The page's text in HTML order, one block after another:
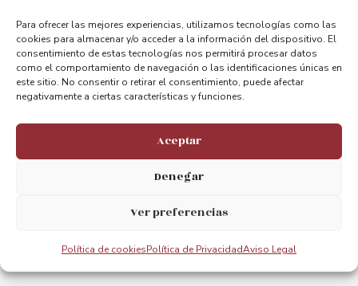
Para ofrecer las mejores experiencias, utilizamos tecnologías como las
cookies para almacenar y/o acceder a la información del dispositivo. El
consentimiento de estas tecnologías nos permitirá procesar datos
como el comportamiento de navegación o las identificaciones únicas en
este sitio. No consentir o retirar el consentimiento, puede afectar
negativamente a ciertas características y funciones.
Aceptar
Denegar
Ver preferencias
Política de cookiesPolítica de PrivacidadAviso Legal
ANTERIOR
Jornadas Europeas del Patrimonio 2020 y Calendario
PRÓXIMO
Presentación de la restauración del Puente Bizkaia 2011